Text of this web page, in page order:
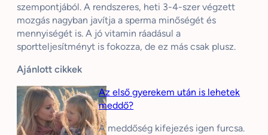
szempontjából. A rendszeres, heti 3-4-szer végzett
mozgás nagyban javítja a sperma minőségét és
mennyiségét is. A jó vitamin ráadásul a
sportteljesítményt is fokozza, de ez más csak plusz.
Ajánlott cikkek
Az első gyerekem után is lehetek
meddő?
A meddőség kifejezés igen furcsa.